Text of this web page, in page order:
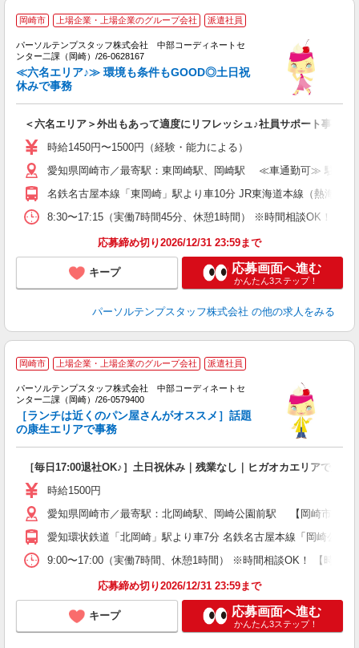
岡崎市 上場企業・上場企業のグループ会社 派遣社員
パーソルテンプスタッフ株式会社 中部コーディネートセ
ンター二課（岡崎）/26-0628167
≪六名エリア♪≫ 環境も条件もGOOD◎土日祝
休みで事務
＜六名エリア＞外出もあって適度にリフレッシュ♪社員サポート事務
時給1450円〜1500円（経験・能力による）
愛知県岡崎市／最寄駅：東岡崎駅、岡崎駅 ≪車通勤可≫ 駐車場
名鉄名古屋本線「東岡崎」駅より車10分 JR東海道本線（熱海－
8:30〜17:15（実働7時間45分、休憩1時間） ※時間相談OK！ ※9
応募締め切り2026/12/31 23:59まで
キープ 応募画面へ進む
かんたん3ステップ！
パーソルテンプスタッフ株式会社 の他の求人をみる
岡崎市 上場企業・上場企業のグループ会社 派遣社員
パーソルテンプスタッフ株式会社 中部コーディネートセ
ンター二課（岡崎）/26-0579400
［ランチは近くのパン屋さんがオススメ］話題
の康生エリアで事務
［毎日17:00退社OK♪］土日祝休み｜残業なし｜ヒガオカエリアで入力
時給1500円
愛知県岡崎市／最寄駅：北岡崎駅、岡崎公園前駅 【岡崎市康
愛知環状鉄道「北岡崎」駅より車7分 名鉄名古屋本線「岡崎公園
9:00〜17:00（実働7時間、休憩1時間） ※時間相談OK！ 【時間
応募締め切り2026/12/31 23:59まで
キープ 応募画面へ進む
かんたん3ステップ！